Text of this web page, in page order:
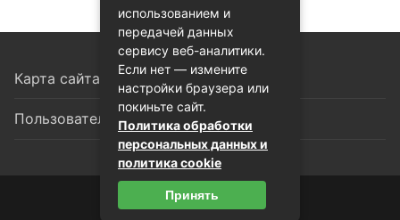
Карта сайта
Пользовательское соглашение
© 2026 Гид по госуслугам
использованием и
передачей данных
сервису веб-аналитики.
Если нет — измените
настройки браузера или
покиньте сайт.
Политика обработки
персональных данных и
политика cookie
Принять